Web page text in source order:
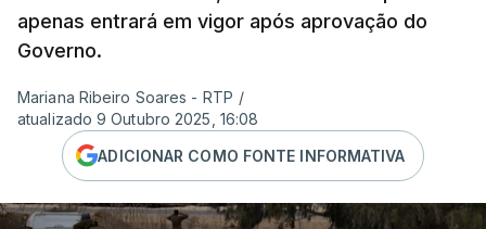
apenas entrará em vigor após aprovação do
Governo.
Mariana Ribeiro Soares - RTP /
atualizado 9 Outubro 2025, 16:08
ADICIONAR COMO FONTE INFORMATIVA